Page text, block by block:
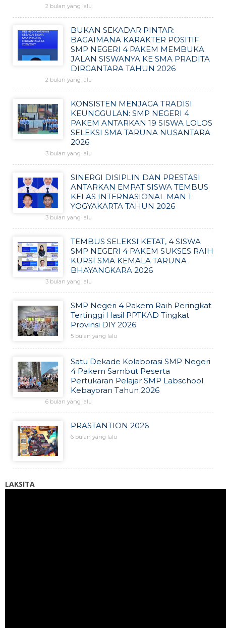
2 bulan yang lalu
BUKAN SEKADAR PINTAR:
BAGAIMANA KARAKTER POSITIF
SMP NEGERI 4 PAKEM MEMBUKA
JALAN SISWANYA KE SMA PRADITA
DIRGANTARA TAHUN 2026
2 bulan yang lalu
KONSISTEN MENJAGA TRADISI
KEUNGGULAN: SMP NEGERI 4
PAKEM ANTARKAN 19 SISWA LOLOS
SELEKSI SMA TARUNA NUSANTARA
2026
3 bulan yang lalu
SINERGI DISIPLIN DAN PRESTASI
ANTARKAN EMPAT SISWA TEMBUS
KELAS INTERNASIONAL MAN 1
YOGYAKARTA TAHUN 2026
3 bulan yang lalu
TEMBUS SELEKSI KETAT, 4 SISWA
SMP NEGERI 4 PAKEM SUKSES RAIH
KURSI SMA KEMALA TARUNA
BHAYANGKARA 2026
3 bulan yang lalu
SMP Negeri 4 Pakem Raih Peringkat
Tertinggi Hasil PPTKAD Tingkat
Provinsi DIY 2026
5 bulan yang lalu
Satu Dekade Kolaborasi SMP Negeri
4 Pakem Sambut Peserta
Pertukaran Pelajar SMP Labschool
Kebayoran Tahun 2026
6 bulan yang lalu
PRASTANTION 2026
6 bulan yang lalu
LAKSITA